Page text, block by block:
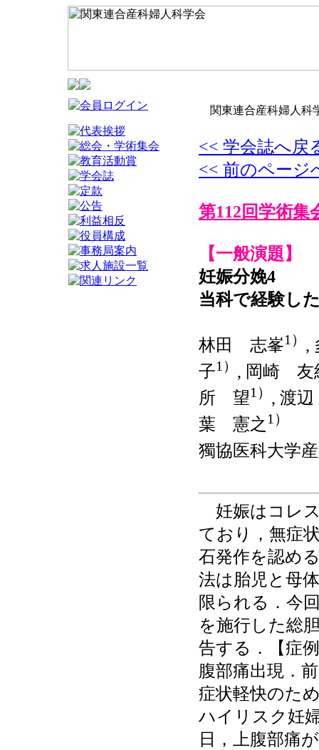
関東連合産科婦人科
<< 学会誌へ戻
<< 前のページ
第112回学術集
【一般演題】
妊娠分娩4
当科で経験し
林田 志峯1） ,
子1） , 岡崎 友
所 望1） , 渡
葉 憲之1）
獨協医科大学
妊娠はコレ
ており，無症
石発作を認め
法は胎児と母
限られる．今
を施行した総
告する．【症
腹部痛出現．
症状軽快のた
ハイリスク妊
日，上腹部痛